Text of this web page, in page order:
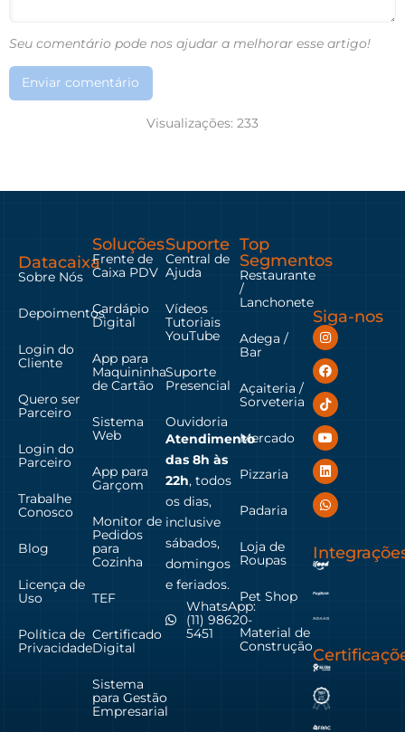
Seu comentário pode nos ajudar a melhorar esse artigo!
Enviar comentário
Visualizações: 233
Datacaixa
Sobre Nós
Depoimentos
Login do
Cliente
Quero ser
Parceiro
Login do
Parceiro
Trabalhe
Conosco
Blog
Licença de
Uso
Política de
Privacidade
Soluções
Frente de
Caixa PDV
Cardápio
Digital
App para
Maquininha
de Cartão
Sistema
Web
App para
Garçom
Monitor de
Pedidos
para
Cozinha
TEF
Certificado
Digital
Sistema
para Gestão
Empresarial
Suporte
Central de
Ajuda
Vídeos
Tutoriais
YouTube
Suporte
Presencial
Ouvidoria
Atendimento
das 8h às
22h, todos
os dias,
inclusive
sábados,
domingos
e feriados.
WhatsApp:
(11) 98620-
5451
Top
Segmentos
Restaurante
/
Lanchonete
Adega /
Bar
Açaiteria /
Sorveteria
Mercado
Pizzaria
Padaria
Loja de
Roupas
Pet Shop
Material de
Construção
Siga-nos